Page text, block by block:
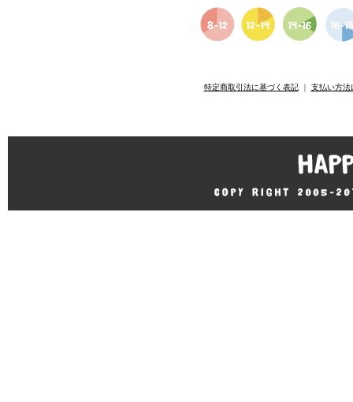
特定商取引法に基づく表記｜ 支払い方法